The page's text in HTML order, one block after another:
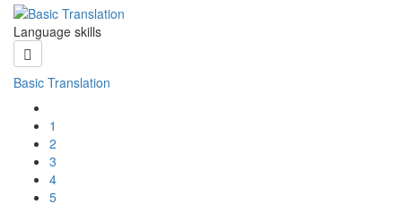
Language skills
Basic Translation
1
2
3
4
5